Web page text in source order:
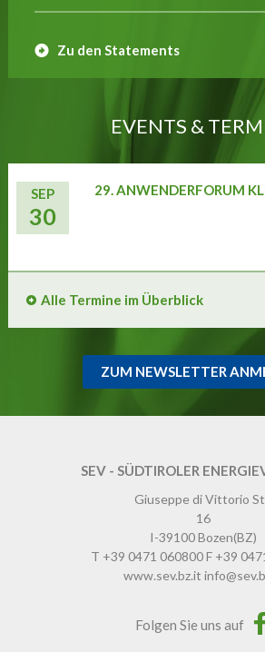
Zu den Statements
EVENTS &
SEP
30
29. ANWENDERFORUM
Alle Termine im Überblick
ZUM NEWSLETTER
SEV - SÜDTIROLER
Giuseppe di Vittorio
16
I-39100Bozen(BZ)
T +39 0471 060800F +39
www.sev.bz.it
Folgen Sie uns auf